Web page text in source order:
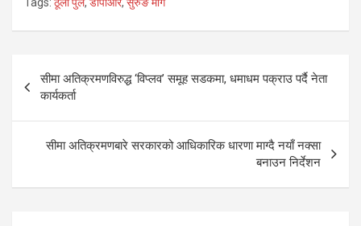
Post
navigation
सीमा अतिक्रमणविरुद्ध ‘विप्लव’ समूह सडकमा, धमाधम पक्राउ पर्दै नेता
कार्यकर्ता
सीमा अतिक्रमणबारे सरकारको आधिकारिक धारणा माग्दै नयाँ नक्सा
बनाउन निर्देशन